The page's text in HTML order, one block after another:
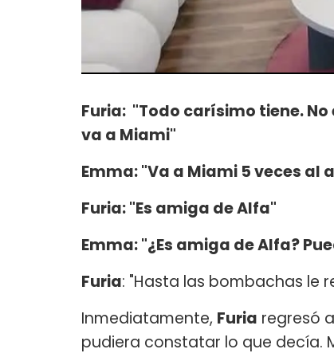
Furia: "Todo carísimo tiene.
va a Miami"
Emma: "Va a Miami 5 veces al
Furia: "Es amiga de Alfa"
Emma: "¿Es amiga de Alfa?
Furia: "Hasta las bombachas le
Inmediatamente, Furia regresó
pudiera constatar lo que decía.